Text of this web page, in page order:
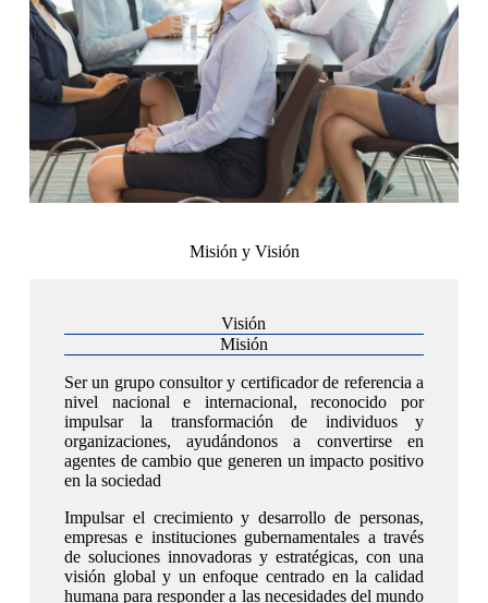
Misión y Visión
Visión
Misión
Ser un grupo consultor y certificador de referencia a
nivel nacional e internacional, reconocido por
impulsar la transformación de individuos y
organizaciones, ayudándonos a convertirse en
agentes de cambio que generen un impacto positivo
en la sociedad
Impulsar el crecimiento y desarrollo de personas,
empresas e instituciones gubernamentales a través
de soluciones innovadoras y estratégicas, con una
visión global y un enfoque centrado en la calidad
humana para responder a las necesidades del mundo